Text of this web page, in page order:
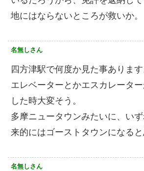
地にはならないところが救いか。
名無しさん
四方津駅で何度か見た事あります
エレベーターとかエスカレータ
した時大変そう。
多摩ニュータウンみたいに、い
来的にはゴーストタウンになると
名無しさん